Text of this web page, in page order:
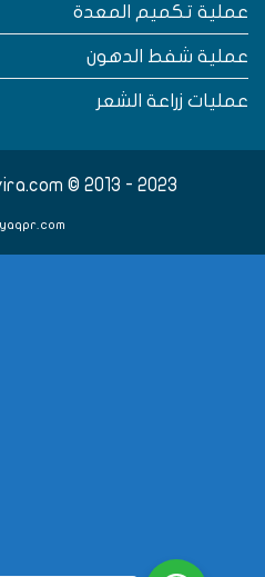
تكميم المعدة
شفط الدهون
زراعة الشعر
© 2013 - 2023
siyaqpr.com